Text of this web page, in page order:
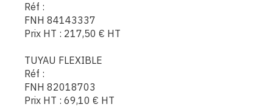
Réf :
FNH 84143337
Prix HT : 217,50 € HT
TUYAU FLEXIBLE
Réf :
FNH 82018703
Prix HT : 69,10 € HT